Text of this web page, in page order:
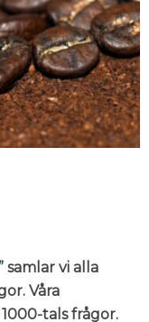
samlar vi alla
Våra
tals frågor.